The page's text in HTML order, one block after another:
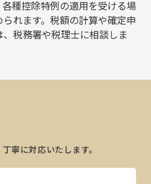
種控除特例の適用を受ける場
れます。税額の計算や確定申
税務署や税理士に相談しま
寧に対応いたします。